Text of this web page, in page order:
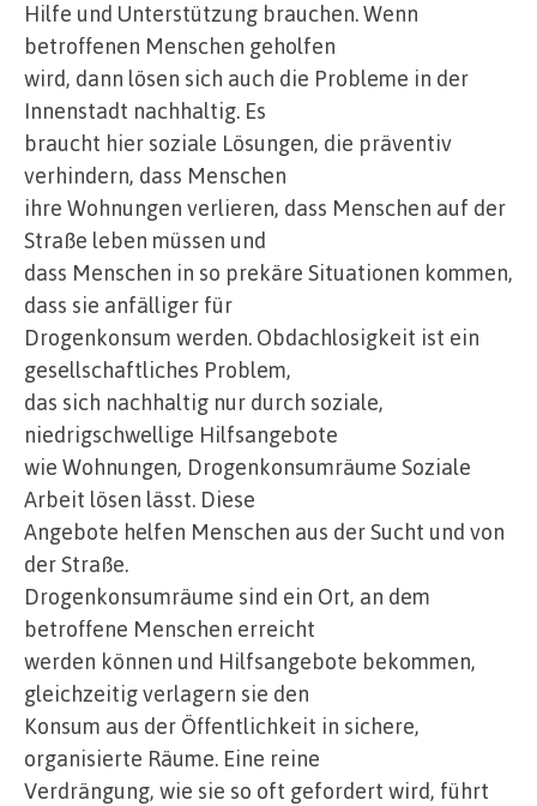
Hilfe und Unterstützung brauchen. Wenn
betroffenen Menschen geholfen
wird, dann lösen sich auch die Probleme in der
Innenstadt nachhaltig. Es
braucht hier soziale Lösungen, die präventiv
verhindern, dass Menschen
ihre Wohnungen verlieren, dass Menschen auf der
Straße leben müssen und
dass Menschen in so prekäre Situationen kommen,
dass sie anfälliger für
Drogenkonsum werden. Obdachlosigkeit ist ein
gesellschaftliches Problem,
das sich nachhaltig nur durch soziale,
niedrigschwellige Hilfsangebote
wie Wohnungen, Drogenkonsumräume Soziale
Arbeit lösen lässt. Diese
Angebote helfen Menschen aus der Sucht und von
der Straße.
Drogenkonsumräume sind ein Ort, an dem
betroffene Menschen erreicht
werden können und Hilfsangebote bekommen,
gleichzeitig verlagern sie den
Konsum aus der Öffentlichkeit in sichere,
organisierte Räume. Eine reine
Verdrängung, wie sie so oft gefordert wird, führt